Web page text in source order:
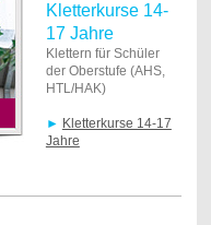
Kletterkurse 14-
17 Jahre
Klettern für Schüler
der Oberstufe (AHS,
HTL/HAK)
► Kletterkurse 14-17
Jahre